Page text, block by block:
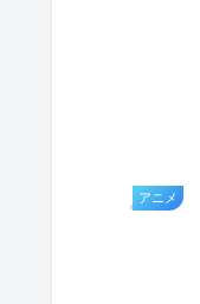
アニメ